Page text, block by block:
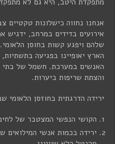
אנחנו נחווה כישלונות טקטיים
אירועים בדידים במרחב,
שלהם ויפגע קשות בחוסן
הארץ יאופיינו בפגיעה
האנשים במערכת. חשמל של בתי
והצתת שריפות ביערות.
ירידה הדרגתית בחוזסן הלאומי
הקושי הנפשי המצטבר של
ירידה בכמות אנשי המילואים